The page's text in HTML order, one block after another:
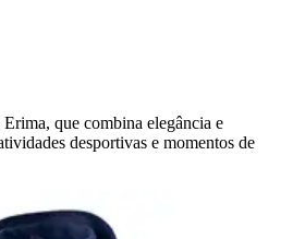
que combina elegância e
desportivas e momentos de